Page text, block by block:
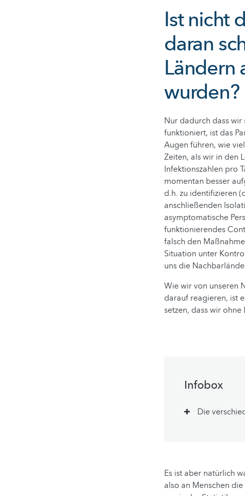
Ist nicht
daran
Ländern
wurden?
Nur dadurch dass
funktioniert, ist das
Augen führen, wie
Zeiten, als wir in den
Infektionszahlen pro
momentan besser
d.h. zu identifizieren
anschließenden
asymptomatische
funktionierendes
falsch den
Situation unter
uns die
Wie wir von unseren
darauf reagieren, ist
setzen, dass wir
Infobox
Die
Es ist aber natürlich
also an Menschen